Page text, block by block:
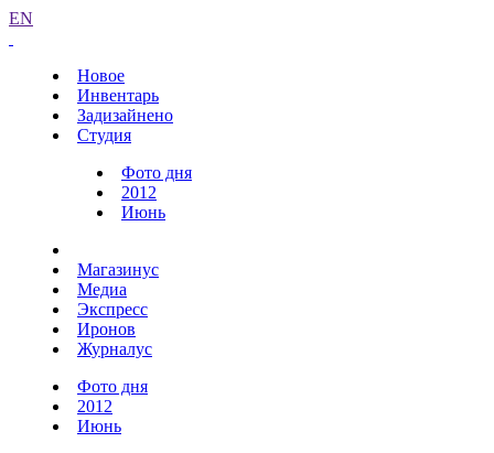
EN
Новое
Инвентарь
Задизайнено
Студия
Фото дня
2012
Июнь
Магазинус
Медиа
Экспресс
Иронов
Журналус
Фото дня
2012
Июнь